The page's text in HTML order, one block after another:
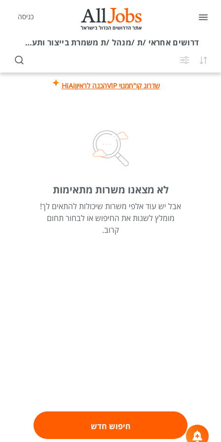
כניסה
דרושים אחראי /ת /מנהל /ת משמרת בייצור ותעשייה בפלמחים
שדרוג קו"חמנוי VIP הכנה לראיוןHiAi
לא מצאנו משרות מתאימות
אבל יש עוד אלפי משרות שיכולות להתאים לך!
מומלץ לשנות את החיפוש או לבחור תחום
קרוב.
חיפוש חדש